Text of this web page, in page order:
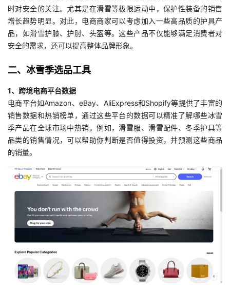
时对安全的关注。尤其是在滑雪等极限运动中，保护性装备的销售
增长趋势明显。对此，电商商家可以考虑加入一些高品质的护具产
品，如滑雪护膝、护肘、头盔等。这些产品不仅能够满足消费者对
安全的需求，还可以提高整体品牌形象。
二、冰雪季选品工具
1、跨境电商平台数据
电商平台如Amazon、eBay、AliExpress和Shopify等提供了丰富的
销售数据和热销榜单，通过这些平台的数据可以精准了解哪些冰雪
季产品在全球市场中热销。例如，滑雪服、滑雪配件、冬季护具等
品类的销售情况，可以帮助你判断是否值得投资，并预测这些商品
的销量。